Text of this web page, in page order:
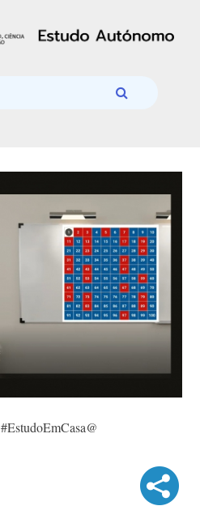
#EstudoEmCasa@